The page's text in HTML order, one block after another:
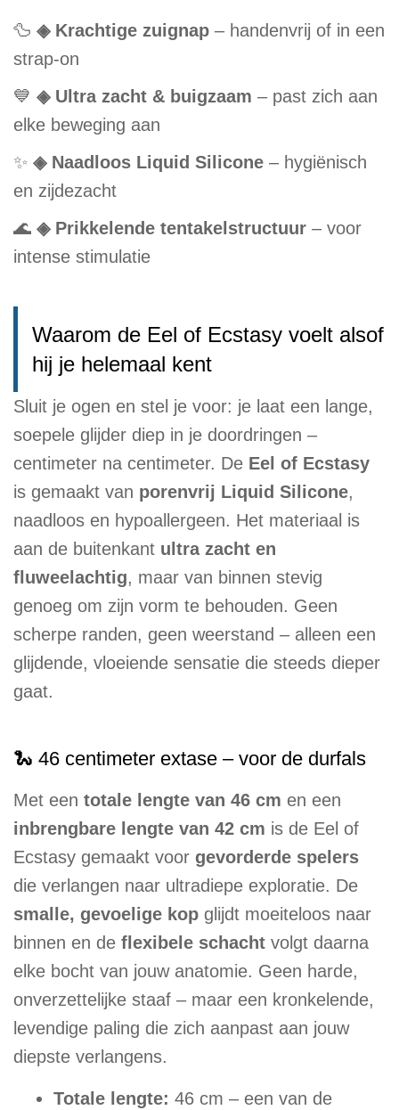
🦆 ◈ Krachtige zuignap – handenvrij of in een
strap-on
💙 ◈ Ultra zacht & buigzaam – past zich aan
elke beweging aan
✨ ◈ Naadloos Liquid Silicone – hygiënisch
en zijdezacht
🌊 ◈ Prikkelende tentakelstructuur – voor
intense stimulatie
Waarom de Eel of Ecstasy voelt alsof
hij je helemaal kent
Sluit je ogen en stel je voor: je laat een lange,
soepele glijder diep in je doordringen –
centimeter na centimeter. De Eel of Ecstasy
is gemaakt van porenvrij Liquid Silicone,
naadloos en hypoallergeen. Het materiaal is
aan de buitenkant ultra zacht en
fluweelachtig, maar van binnen stevig
genoeg om zijn vorm te behouden. Geen
scherpe randen, geen weerstand – alleen een
glijdende, vloeiende sensatie die steeds dieper
gaat.
🐍 46 centimeter extase – voor de durfals
Met een totale lengte van 46 cm en een
inbrengbare lengte van 42 cm is de Eel of
Ecstasy gemaakt voor gevorderde spelers
die verlangen naar ultradiepe exploratie. De
smalle, gevoelige kop glijdt moeiteloos naar
binnen en de flexibele schacht volgt daarna
elke bocht van jouw anatomie. Geen harde,
onverzettelijke staaf – maar een kronkelende,
levendige paling die zich aanpast aan jouw
diepste verlangens.
Totale lengte: 46 cm – een van de